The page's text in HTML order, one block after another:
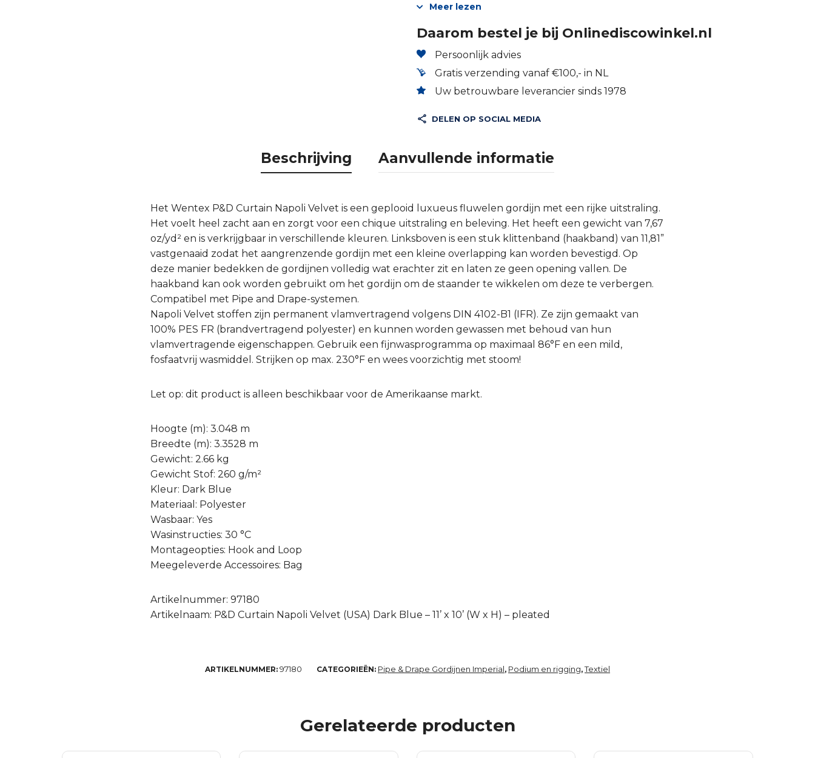
Meer lezen
Daarom bestel je bij Onlinediscowinkel.nl
Persoonlijk advies
Gratis verzending vanaf €100,- in NL
Uw betrouwbare leverancier sinds 1978
DELEN OP SOCIAL MEDIA
Beschrijving Aanvullende informatie
Het Wentex P&D Curtain Napoli Velvet is een geplooid luxueus fluwelen gordijn met een rijke uitstraling.
Het voelt heel zacht aan en zorgt voor een chique uitstraling en beleving. Het heeft een gewicht van 7,67
oz/yd² en is verkrijgbaar in verschillende kleuren. Linksboven is een stuk klittenband (haakband) van 11,81”
vastgenaaid zodat het aangrenzende gordijn met een kleine overlapping kan worden bevestigd. Op
deze manier bedekken de gordijnen volledig wat erachter zit en laten ze geen opening vallen. De
haakband kan ook worden gebruikt om het gordijn om de staander te wikkelen om deze te verbergen.
Compatibel met Pipe and Drape-systemen.
Napoli Velvet stoffen zijn permanent vlamvertragend volgens DIN 4102-B1 (IFR). Ze zijn gemaakt van
100% PES FR (brandvertragend polyester) en kunnen worden gewassen met behoud van hun
vlamvertragende eigenschappen. Gebruik een fijnwasprogramma op maximaal 86°F en een mild,
fosfaatvrij wasmiddel. Strijken op max. 230°F en wees voorzichtig met stoom!
Let op: dit product is alleen beschikbaar voor de Amerikaanse markt.
Hoogte (m): 3.048 m
Breedte (m): 3.3528 m
Gewicht: 2.66 kg
Gewicht Stof: 260 g/m²
Kleur: Dark Blue
Materiaal: Polyester
Wasbaar: Yes
Wasinstructies: 30 °C
Montageopties: Hook and Loop
Meegeleverde Accessoires: Bag
Artikelnummer: 97180
Artikelnaam: P&D Curtain Napoli Velvet (USA) Dark Blue – 11’ x 10’ (W x H) – pleated
ARTIKELNUMMER: 97180 CATEGORIEËN: Pipe & Drape Gordijnen Imperial, Podium en rigging,Textiel
Gerelateerde producten